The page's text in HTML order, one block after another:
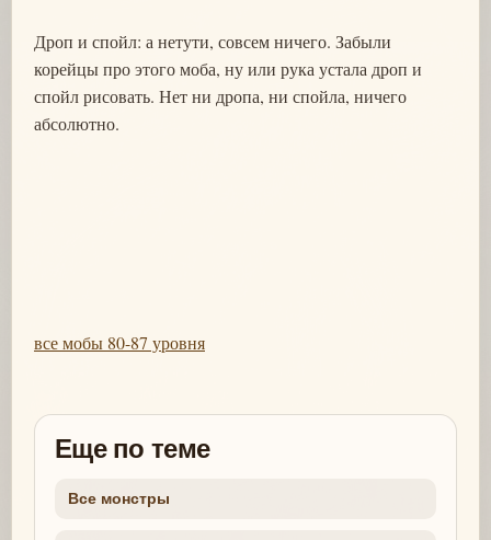
Дроп и спойл: а нетути, совсем ничего. Забыли
корейцы про этого моба, ну или рука устала дроп и
спойл рисовать. Нет ни дропа, ни спойла, ничего
абсолютно.
все мобы 80-87 уровня
Еще по теме
Все монстры